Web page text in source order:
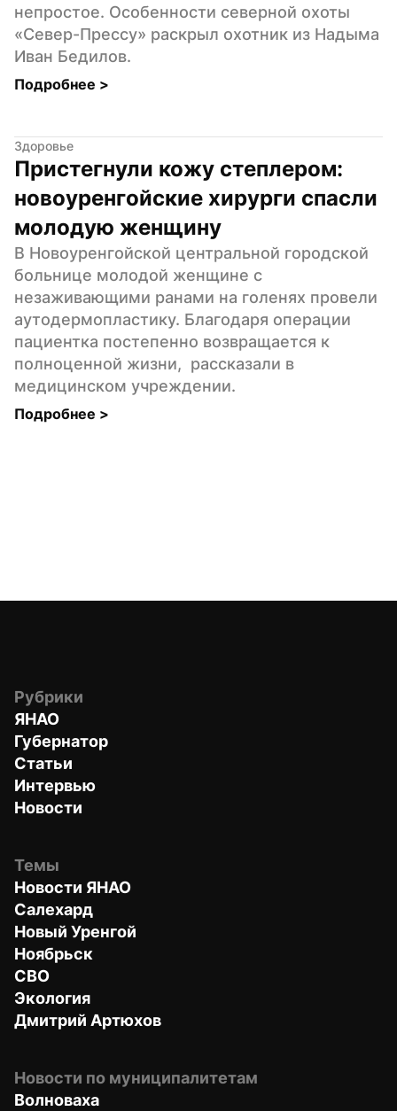
непростое. Особенности северной охоты
«Север-Прессу» раскрыл охотник из Надыма
Иван Бедилов.
Подробнее >
Здоровье
Пристегнули кожу степлером:
новоуренгойские хирурги спасли
молодую женщину
В Новоуренгойской центральной городской
больнице молодой женщине с
незаживающими ранами на голенях провели
аутодермопластику. Благодаря операции
пациентка постепенно возвращается к
полноценной жизни,  рассказали в
медицинском учреждении.
Подробнее >
Рубрики
ЯНАО
Губернатор
Статьи
Интервью
Новости
Темы
Новости ЯНАО
Салехард
Новый Уренгой
Ноябрьск
СВО
Экология
Дмитрий Артюхов
Новости по муниципалитетам
Волноваха